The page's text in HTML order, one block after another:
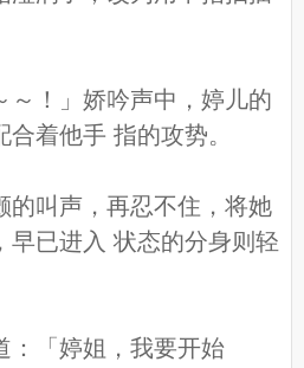
～！」娇吟声中，婷儿的
着他手 指的攻势。
的叫声，再忍不住，将她
早已进入 状态的分身则轻
：「婷姐，我要开始